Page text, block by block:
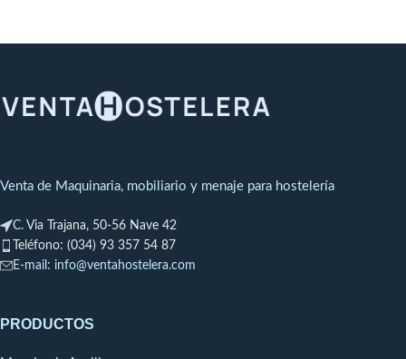
ELÉCTRICO
mm.
Capacidad: 7 bandejas GN 1/1
humedad
80 comidas
Venta de Maquinaria, mobiliario y menaje para hostelería
C. Via Trajana, 50-56 Nave 42
Teléfono: (034) 93 357 54 87
E-mail: info@ventahostelera.com
PRODUCTOS